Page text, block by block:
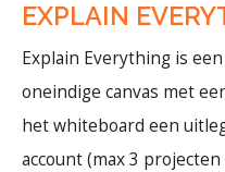
EXPLAIN
Explain Everything is
oneindige canvas met
het whiteboard een
account (max 3